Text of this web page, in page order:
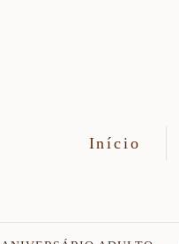
Início